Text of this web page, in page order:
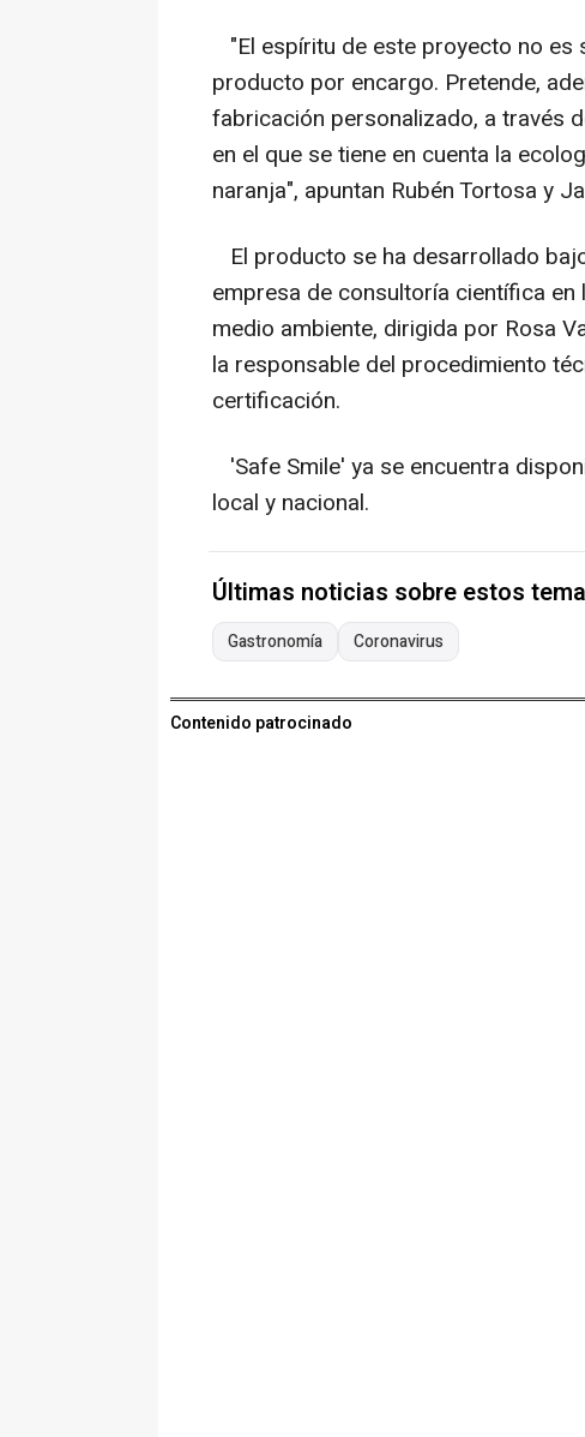
"El espíritu de este proyecto no
producto por encargo. Pretende,
fabricación personalizado, a través
en el que se tiene en cuenta la
naranja", apuntan Rubén Tortosa y
El producto se ha desarrollado
empresa de consultoría científica
medio ambiente, dirigida por Rosa
la responsable del procedimiento
certificación.
'Safe Smile' ya se encuentra
local y nacional.
Últimas noticias sobre estos
Gastronomía Coronavirus
Contenido patrocinado